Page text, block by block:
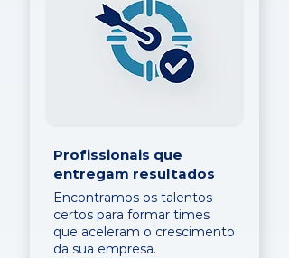
Profissionais que
entregam resultados
Encontramos os talentos
certos para formar times
que aceleram o crescimento
da sua empresa.